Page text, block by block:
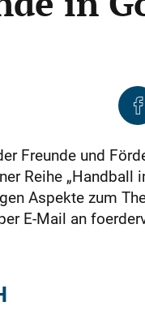
Freunde und
Reihe „Handball
Aspekte zum
E-Mail an